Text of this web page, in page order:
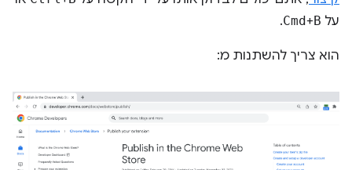
על
Cmd+B
.
הוא צריך להשתנות מ: